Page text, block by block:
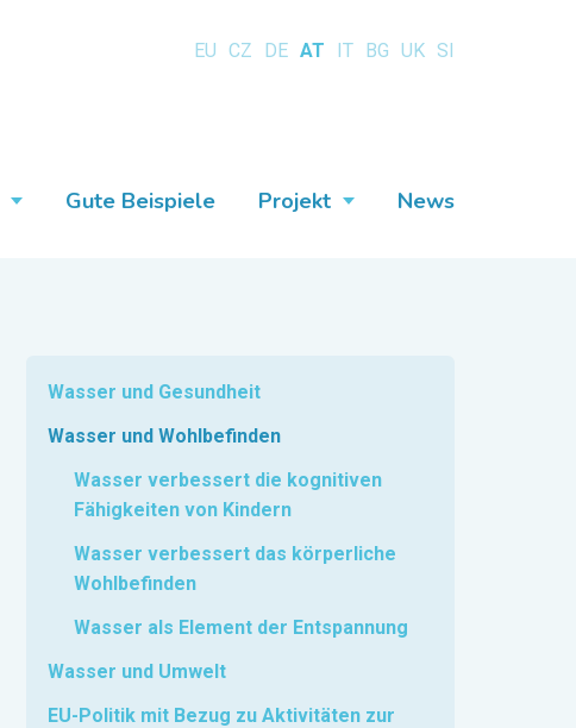
EU CZ DE AT IT BG UK SI
Gute Beispiele Projekt News
Wasser und Gesundheit
Wasser und Wohlbefinden
Wasser verbessert die kognitiven
Fähigkeiten von Kindern
Wasser verbessert das körperliche
Wohlbefinden
Wasser als Element der Entspannung
Wasser und Umwelt
EU-Politik mit Bezug zu Aktivitäten zur